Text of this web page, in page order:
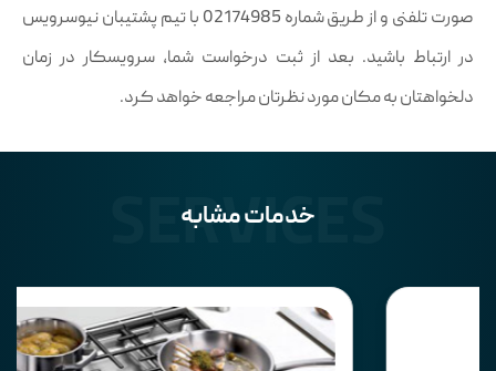
صورت تلفنی و از طریق شماره 02174985 با تیم پشتیبان نیوسرویس
در ارتباط باشید. بعد از ثبت درخواست شما، سرویسکار در زمان
دلخواهتان به مکان مورد نظرتان مراجعه خواهد کرد.
خدمات مشابه
SERVICES